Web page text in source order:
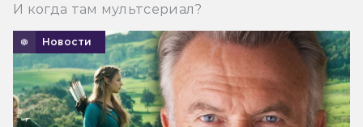
И когда там мультсериал?
Новости